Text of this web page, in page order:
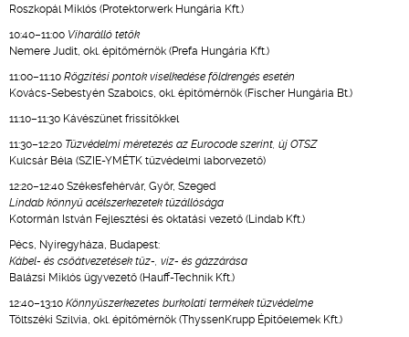
Roszkopál Miklós (Protektorwerk Hungária Kft.)
10:40–11:00 Viharálló tetők
Nemere Judit, okl. építőmérnök (Prefa Hungária Kft.)
11:00–11:10 Rögzítési pontok viselkedése földrengés esetén
Kovács-Sebestyén Szabolcs, okl. építőmérnök (Fischer Hungária Bt.)
11:10–11:30 Kávészünet frissítőkkel
11:30–12:20 Tűzvédelmi méretezés az Eurocode szerint, új OTSZ
Kulcsár Béla (SZIE-YMÉTK tűzvédelmi laborvezető)
12:20–12:40 Székesfehérvár, Győr, Szeged
Lindab könnyű acélszerkezetek tűzállósága
Kotormán István Fejlesztési és oktatási vezető (Lindab Kft.)
Pécs, Nyíregyháza, Budapest:
Kábel- és csőátvezetések tűz-, víz- és gázzárása
Balázsi Miklós ügyvezető (Hauff-Technik Kft.)
12:40–13:10 Könnyűszerkezetes burkolati termékek tűzvédelme
Töltszéki Szilvia, okl. építőmérnök (ThyssenKrupp Építőelemek Kft.)